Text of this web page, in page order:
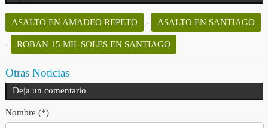
ASALTO EN AMADEO REPETO - ASALTO EN SANTIAGO
- ROBAN 15 MIL SOLES EN SANTIAGO
Otras Noticias
Deja un comentario
Nombre (*)